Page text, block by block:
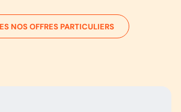
NOS OFFRES PARTICULIERS